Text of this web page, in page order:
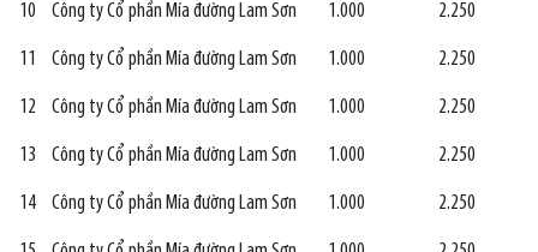
10 Công ty Cổ phần Mía đường Lam Sơn 1.000 2.250
11 Công ty Cổ phần Mía đường Lam Sơn 1.000 2.250
12 Công ty Cổ phần Mía đường Lam Sơn 1.000 2.250
13 Công ty Cổ phần Mía đường Lam Sơn 1.000 2.250
14 Công ty Cổ phần Mía đường Lam Sơn 1.000 2.250